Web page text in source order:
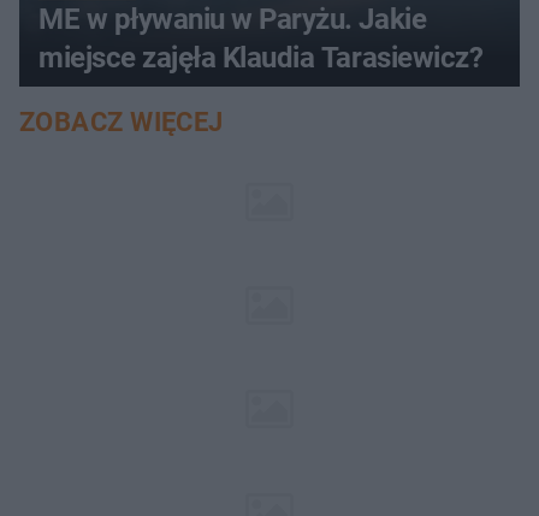
ME w pływaniu w Paryżu. Jakie
miejsce zajęła Klaudia Tarasiewicz?
ZOBACZ WIĘCEJ